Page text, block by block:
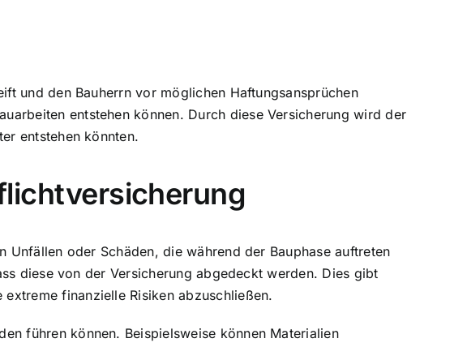
und den Bauherrn vor möglichen Haftungsansprüchen
entstehen können. Durch diese Versicherung wird der
entstehen könnten.
oder Schäden, die während der Bauphase auftreten
diese von der Versicherung abgedeckt werden. Dies gibt
finanzielle Risiken abzuschließen.
führen können. Beispielsweise können Materialien